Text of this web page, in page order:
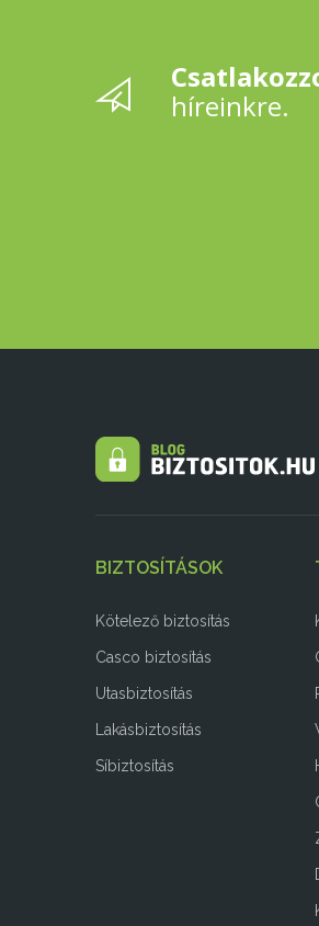
híreinkre.
BIZTOSÍTÁSOK
Kötelező biztosítás
Casco biztosítás
Utasbiztosítás
Lakásbiztosítás
Síbiztosítás